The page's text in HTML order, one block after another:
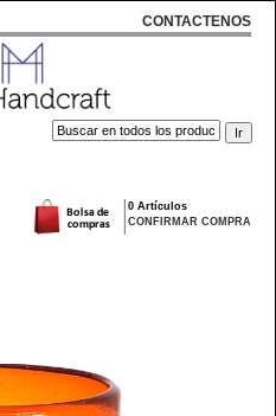
CONTACTENOS
0 Artículos
CONFIRMAR COMPRA